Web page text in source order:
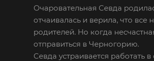
Очаровательная Севда
отчаивалась и верила, что
родителей. Но когда
отправиться в Черногорию.
Севда устраивается работать